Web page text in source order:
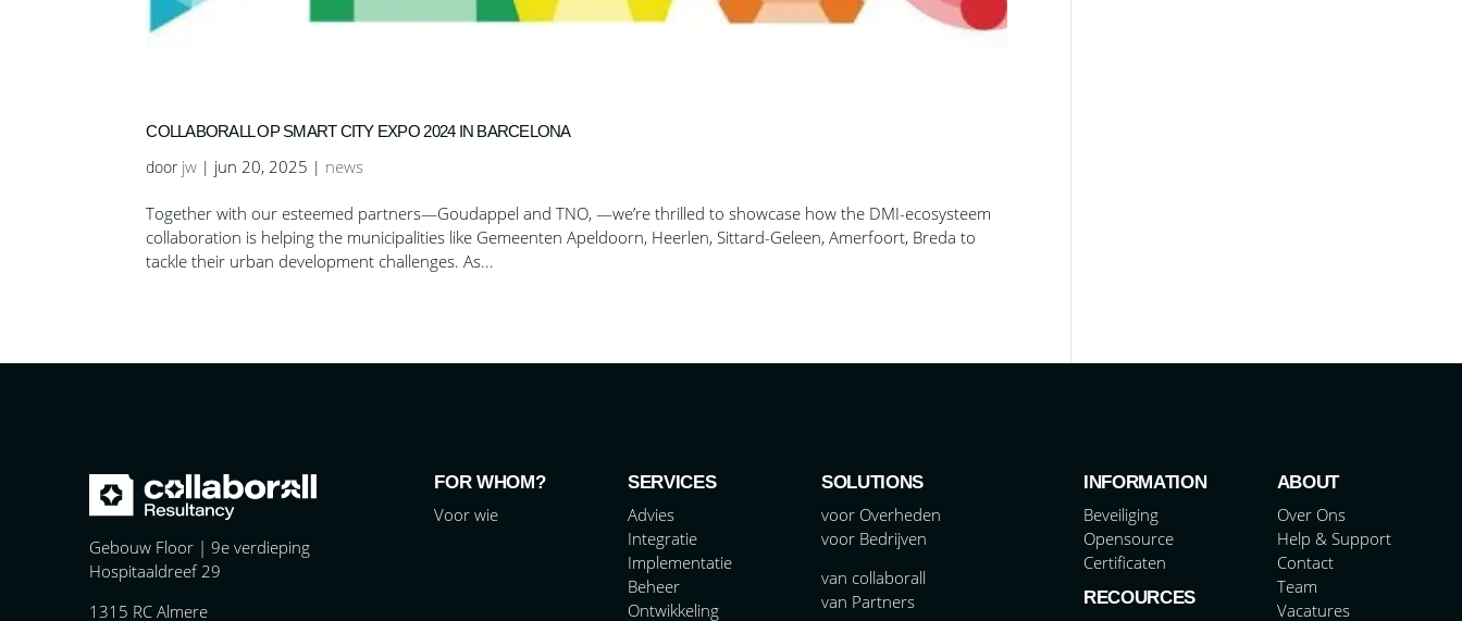
COLLABORALL OP SMART CITY EXPO 2024 IN BARCELONA
door jw | jun 20, 2025 | news
Together with our esteemed partners—Goudappel and TNO, —we’re thrilled to showcase how the DMI-ecosysteem
collaboration is helping the municipalities like Gemeenten Apeldoorn, Heerlen, Sittard-Geleen, Amerfoort, Breda to
tackle their urban development challenges. As...
Gebouw Floor | 9e verdieping
Hospitaaldreef 29
1315 RC Almere
FOR WHOM?
Voor wie
SERVICES
Advies
Integratie
Implementatie
Beheer
Ontwikkeling
SOLUTIONS
voor Overheden
voor Bedrijven
van collaborall
van Partners
INFORMATION
Beveiliging
Opensource
Certificaten
RECOURCES
ABOUT
Over Ons
Help & Support
Contact
Team
Vacatures